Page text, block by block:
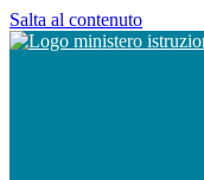
Salta al contenuto